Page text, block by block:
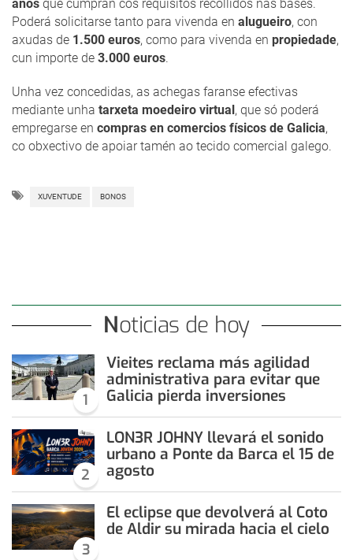
anos que cumpran cos requisitos recollidos nas bases.
Poderá solicitarse tanto para vivenda en alugueiro, con
axudas de 1.500 euros, como para vivenda en propiedade,
cun importe de 3.000 euros.
Unha vez concedidas, as achegas faranse efectivas
mediante unha tarxeta moedeiro virtual, que só poderá
empregarse en compras en comercios físicos de Galicia,
co obxectivo de apoiar tamén ao tecido comercial galego.
XUVENTUDE BONOS
Noticias de hoy
1
Vieites reclama más agilidad
administrativa para evitar que
Galicia pierda inversiones
2
LON3R JOHNY llevará el sonido
urbano a Ponte da Barca el 15 de
agosto
3
El eclipse que devolverá al Coto
de Aldir su mirada hacia el cielo